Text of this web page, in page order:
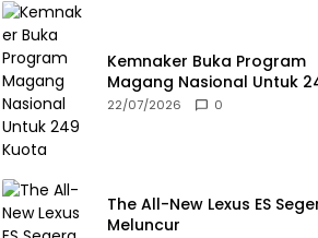
Kemnaker Buka Program
Magang Nasional Untuk
Kuota
22/07/2026 0
The All-New Lexus ES
Meluncur